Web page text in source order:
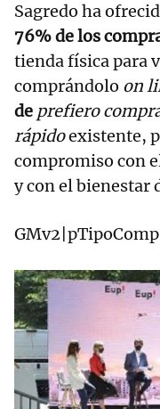
Sagredo ha
76% de los
tienda física para
comprándolo on
de prefiero
rápidoexistente,
compromiso con
y con el bienestar